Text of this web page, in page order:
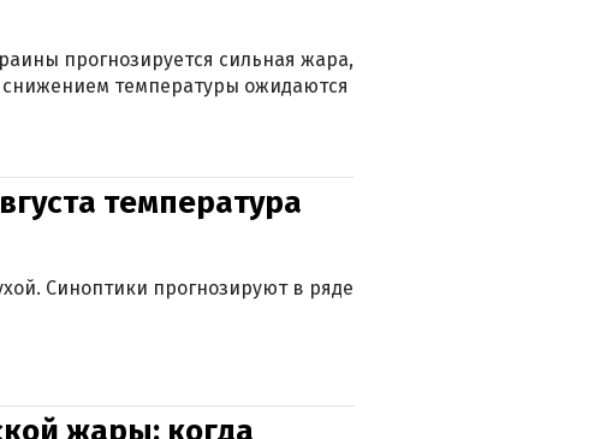
прогнозируется сильная жара,
снижением температуры ожидаются
температура
Синоптики прогнозируют в ряде
жары: когда